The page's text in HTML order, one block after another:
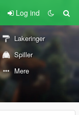
Log ind
Lakeringer
Spiller
Mere